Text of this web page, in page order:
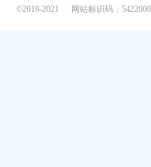
©2019-2021
网站标识码：